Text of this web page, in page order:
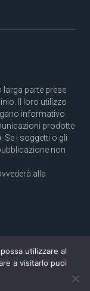
larga parte prese
Il loro utilizzo
informativo
prodotte
Se i soggetti o gli
non
alla
utilizzare al
a visitarlo puoi